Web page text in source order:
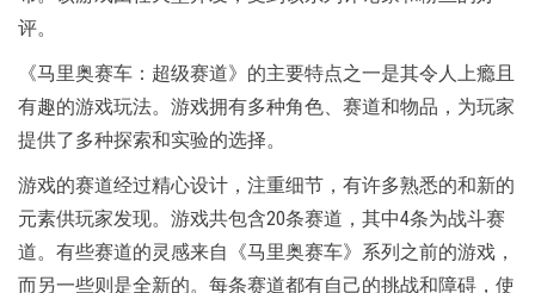
评。
《马里奥赛车：超级赛道》的主要特点之一是其令人上瘾且
有趣的游戏玩法。游戏拥有多种角色、赛道和物品，为玩家
提供了多种探索和实验的选择。
游戏的赛道经过精心设计，注重细节，有许多熟悉的和新的
元素供玩家发现。游戏共包含20条赛道，其中4条为战斗赛
道。有些赛道的灵感来自《马里奥赛车》系列之前的游戏，
而另一些则是全新的。每条赛道都有自己的挑战和障碍，使